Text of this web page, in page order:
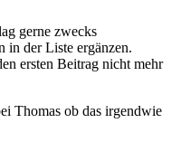
gerne zwecks
in der Liste ergänzen.
ersten Beitrag nicht mehr
Thomas ob das irgendwie